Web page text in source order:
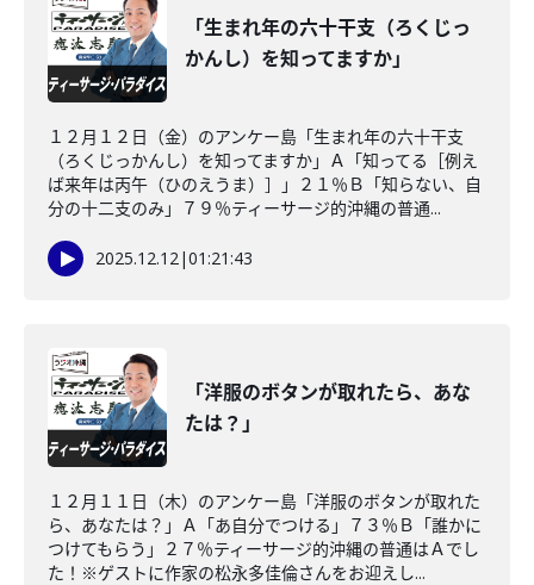
「生まれ年の六十干支（ろくじっ
かんし）を知ってますか」
１２月１２日（金）のアンケー島「生まれ年の六十干支
（ろくじっかんし）を知ってますか」Ａ「知ってる［例え
ば来年は丙午（ひのえうま）］」２１％Ｂ「知らない、自
分の十二支のみ」７９％ティーサージ的沖縄の普通...
2025.12.12|01:21:43
「洋服のボタンが取れたら、あな
たは？」
１２月１１日（木）のアンケー島「洋服のボタンが取れた
ら、あなたは？」Ａ「あ自分でつける」７３％Ｂ「誰かに
つけてもらう」２７％ティーサージ的沖縄の普通はＡでし
た！※ゲストに作家の松永多佳倫さんをお迎えし...